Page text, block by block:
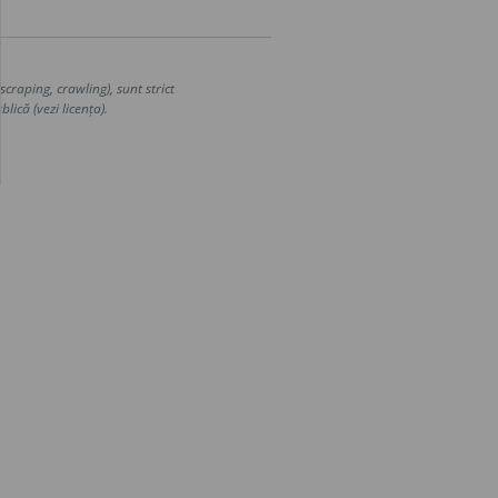
crawling), sunt strict
(vezi licența).